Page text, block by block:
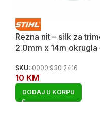
Rezna nit – silk za
2.0mm x 14m okrugla
SKU: 0000 930 2416
10 KM
DODAJ U KORPU